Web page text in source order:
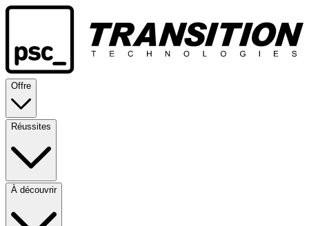
Offre
Réussites
À découvrir